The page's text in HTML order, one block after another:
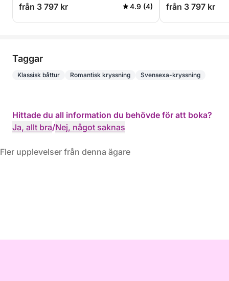
från 3 797 kr 4.9 (4) från 3 797 kr
Taggar
Klassisk båttur Romantisk kryssning Svensexa-kryssning
Hittade du all information du behövde för att boka?
Ja, allt bra/Nej, något saknas
Fler upplevelser från denna ägare